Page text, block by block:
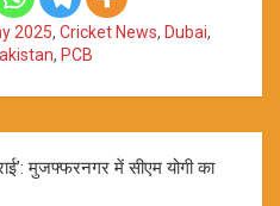
2025, Cricket News, Dubai,
, PCB
मुजफ्फरनगर में सीएम योगी का